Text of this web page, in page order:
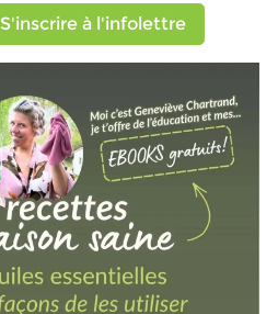
S'inscrire à l'infolettre